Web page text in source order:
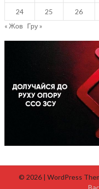
24 25 26
« Жов Гру »
© 2026 | WordPress